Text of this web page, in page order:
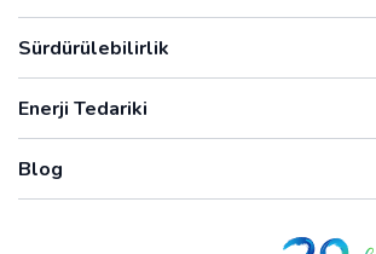
Sürdürülebilirlik
Enerji Tedariki
Blog